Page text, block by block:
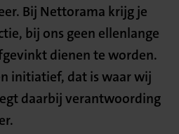
Bij Nettorama krijg je
bij ons geen ellenlange
dienen te worden.
initiatief, dat is waar wij
daarbij verantwoording